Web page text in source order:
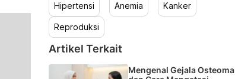
Hipertensi Anemia Kanker
Reproduksi
Artikel Terkait
Mengenal Gejala Osteoma